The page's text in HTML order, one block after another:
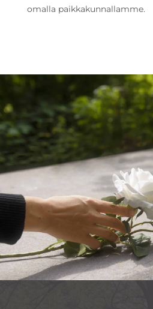
omalla paikkakunnallamme.